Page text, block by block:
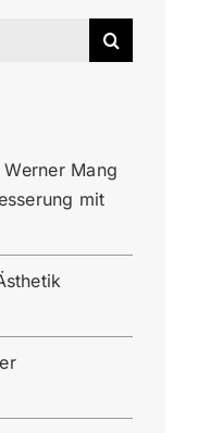
Mang
mit